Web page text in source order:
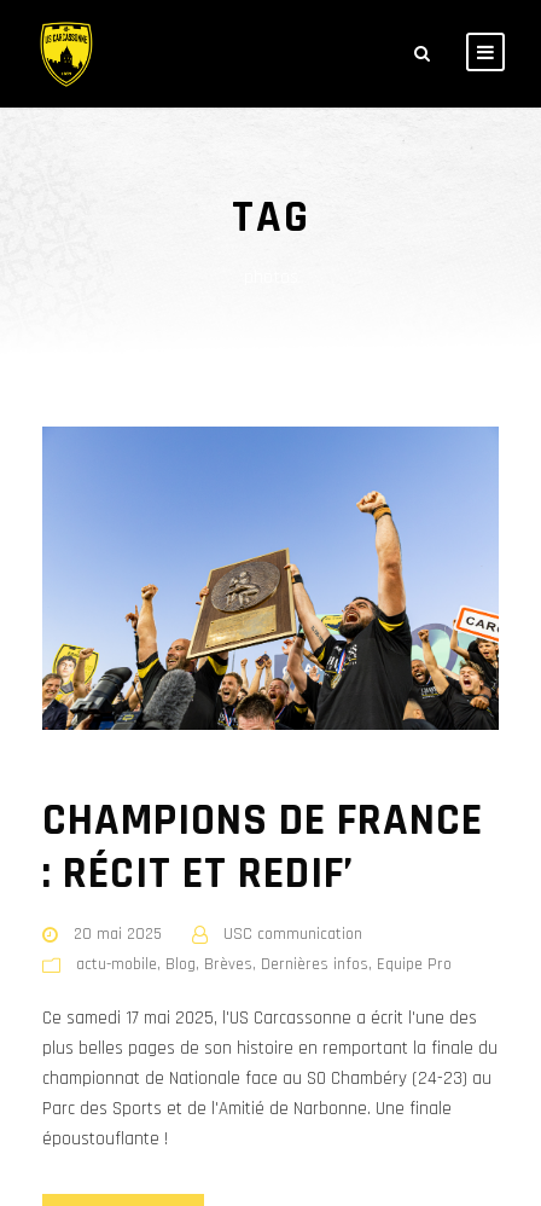
TAG
CHAMPIONS DE FRANCE
: RÉCIT ET REDIF’
20 mai 2025
USC communication
actu-mobile, Blog, Brèves, Dernières infos, Equipe Pro
Ce samedi 17 mai 2025, l'US Carcassonne a écrit l'une des
plus belles pages de son histoire en remportant la finale du
championnat de Nationale face au SO Chambéry (24-23) au
Parc des Sports et de l'Amitié de Narbonne. Une finale
époustouflante !